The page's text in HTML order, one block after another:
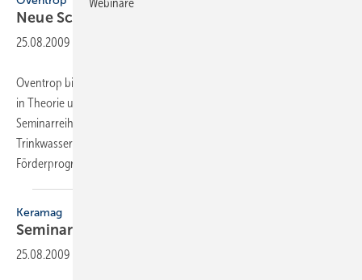
Neue Schulungen
25.08.2009
Oventrop bietet auch im zweiten Halbjahr 2009 wieder Fachseminare
in Theorie und Praxis an. Themenschwerpunkt der neuen
Seminarreihe ist die Optimierung von Heizung, Kühlung und
Trinkwasserversorgung sowie die Umsetzung von staatlichen
Förderprogrammen. Zusätzlich führt Oventrop mit den
Keramag
Seminarprogramm
25.08.2009
Webinare